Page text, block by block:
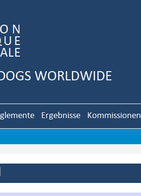
Ergebnisse Kommissionen